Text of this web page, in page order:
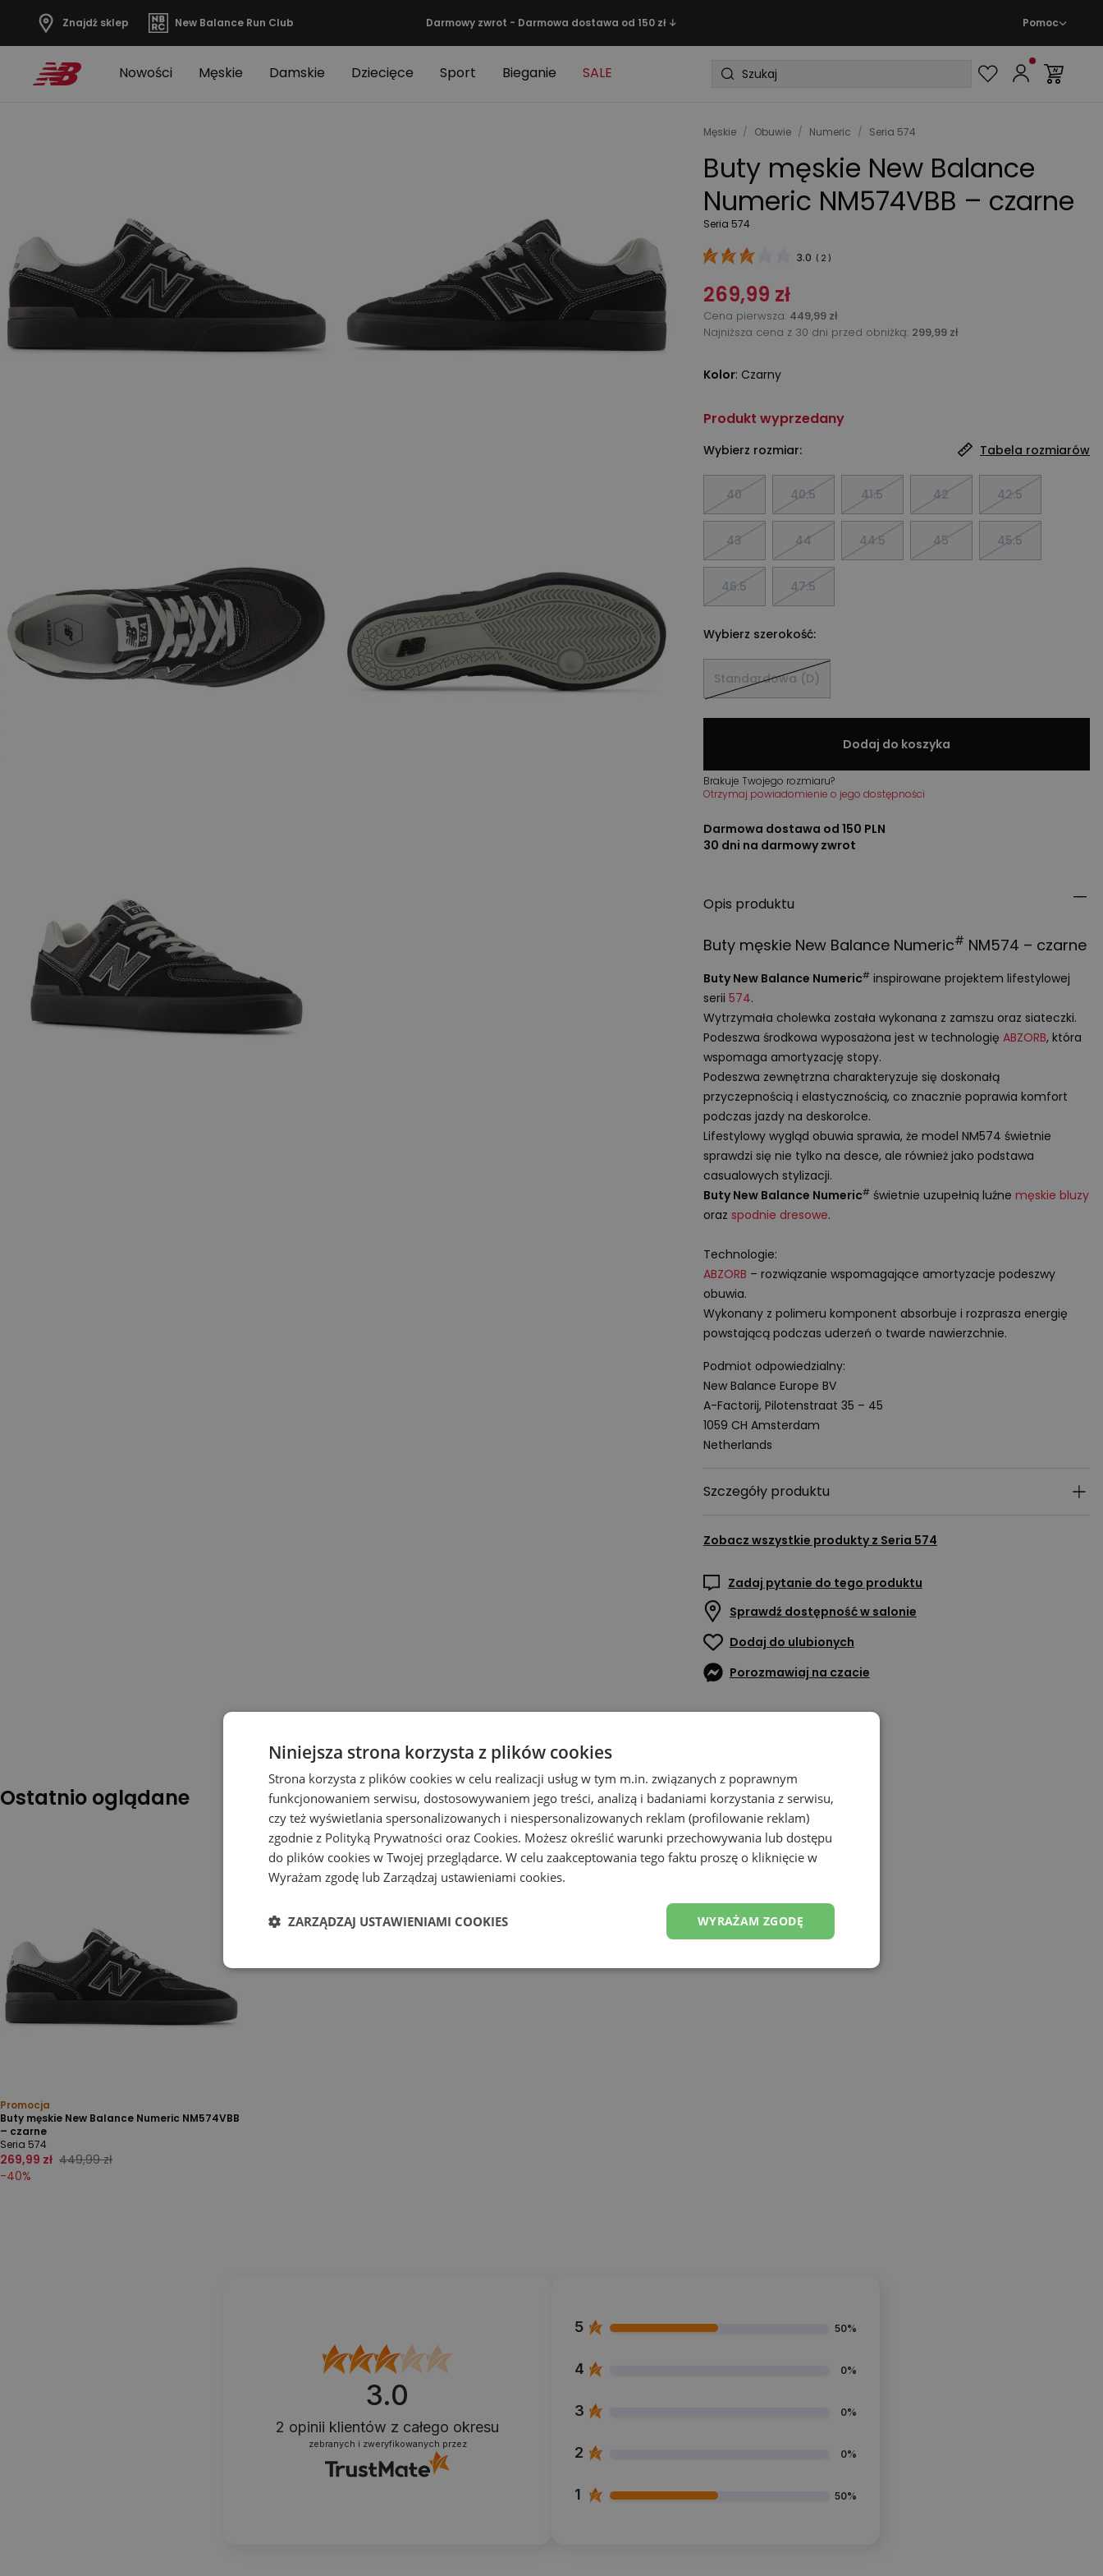
Znajdź sklep New Balance Run Club Darmowy zwrot - Darmowa dostawa od 150 zł ↓ Pomoc
Nowości Męskie Damskie Dziecięce Sport Bieganie SALE
Męskie / Obuwie / Numeric / Seria 574
Buty męskie New Balance
Numeric NM574VBB – czarne
Seria 574
3.0 ( 2 )
269,99 zł
Cena pierwsza: 449,99 zł
Najniższa cena z 30 dni przed obniżką: 299,99 zł
Kolor: Czarny
Produkt wyprzedany
Wybierz rozmiar: Tabela rozmiarów
40 40.5 41.5 42 42.5
43 44 44.5 45 45.5
46.5 47.5
Wybierz szerokość:
Standardowa (D)
Dodaj do koszyka
Brakuje Twojego rozmiaru?
Otrzymaj powiadomienie o jego dostępności
Darmowa dostawa od 150 PLN
30 dni na darmowy zwrot
Opis produktu
Buty męskie New Balance Numeric# NM574 – czarne
Buty New Balance Numeric#inspirowane projektem lifestylowej
serii 574.
Wytrzymała cholewka została wykonana z zamszu oraz siateczki.
Podeszwa środkowa wyposażona jest w technologię ABZORB, która
wspomaga amortyzację stopy.
Podeszwa zewnętrzna charakteryzuje się doskonałą
przyczepnością i elastycznością, co znacznie poprawia komfort
podczas jazdy na deskorolce.
Lifestylowy wygląd obuwia sprawia, że model NM574 świetnie
sprawdzi się nie tylko na desce, ale również jako podstawa
casualowych stylizacji.
Buty New Balance Numeric#świetnie uzupełnią luźne męskie bluzy
oraz spodnie dresowe.
Technologie:
ABZORB – rozwiązanie wspomagające amortyzacje podeszwy
obuwia.
Wykonany z polimeru komponent absorbuje i rozprasza energię
powstającą podczas uderzeń o twarde nawierzchnie.
Podmiot odpowiedzialny:
New Balance Europe BV
A-Factorij, Pilotenstraat 35 – 45
1059 CH Amsterdam
Netherlands
Szczegóły produktu
Zobacz wszystkie produkty z Seria 574
Zadaj pytanie do tego produktu
Sprawdź dostępność w salonie
Dodaj do ulubionych
Porozmawiaj na czacie
Ostatnio oglądane
Promocja
Buty męskie New Balance Numeric NM574VBB
– czarne
Seria 574
269,99 zł 449,99 zł
-40%
3.0
2 opinii klientów z całego okresu
zebranych i zweryfikowanych przez
5 50%
4 0%
3 0%
2 0%
1 50%
Niniejsza strona korzysta z plików cookies
Strona korzysta z plików cookies w celu realizacji usług w tym m.in. związanych z poprawnym
funkcjonowaniem serwisu, dostosowywaniem jego treści, analizą i badaniami korzystania z serwisu,
czy też wyświetlania spersonalizowanych i niespersonalizowanych reklam (profilowanie reklam)
zgodnie z Polityką Prywatności oraz Cookies. Możesz określić warunki przechowywania lub dostępu
do plików cookies w Twojej przeglądarce. W celu zaakceptowania tego faktu proszę o kliknięcie w
Wyrażam zgodę lub Zarządzaj ustawieniami cookies.
WYRAŻAM ZGODĘ
ZARZĄDZAJ USTAWIENIAMI COOKIES